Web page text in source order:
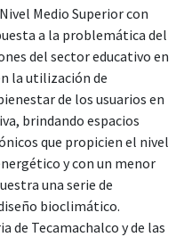
Medio Superior con
a la problemática del
del sector educativo en
la utilización de
de los usuarios en
brindando espacios
que propicien el nivel
y con un menor
una serie de
bioclimático.
de Tecamachalco y de las